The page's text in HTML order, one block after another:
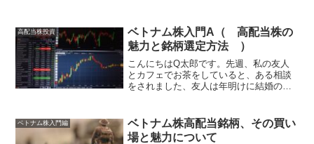
高配当株投資
ベトナム株入門A（ 高配当株の
魅力と銘柄選定方法 ）
こんにちはQ太郎です。先週、私の友人
とカフェでお茶をしていると、ある相談
をされました、友人は年明けに結婚の予
け毎月の小遣いが本人希望6万円に対し、
向こうは3万円でも多す...
ベトナム株入門編
ベトナム株高配当銘柄、その買い
場と魅力について